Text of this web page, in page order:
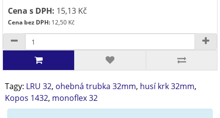
Cena s DPH: 15,13 Kč
Cena bez DPH: 12,50 Kč
Tagy: LRU 32, ohebná trubka 32mm, husí krk 32mm,
Kopos 1432, monoflex 32